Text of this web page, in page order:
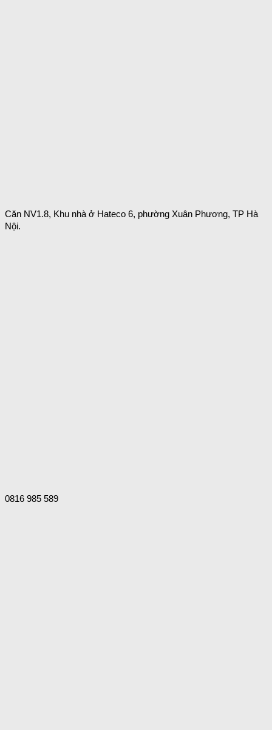
Căn NV1.8, Khu nhà ở Hateco 6, phường Xuân Phương, TP Hà
Nội.
0816 985 589